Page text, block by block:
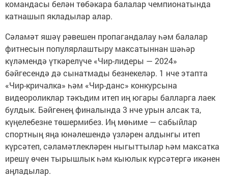
командасы белән төбәкара балалар чемпионатында
катнашып якладылар алар.
Сәламәт яшәү рәвешен пропагандалау һәм балалар
фитнесын популярлаштыру максатыннан шәһәр
күләмендә үткәрелүче «Чир-лидеры — 2024»
бәйгесендә дә сынатмады безнекеләр. 1 нче этапта
«Чир-кричалка» һәм «Чир-данс» конкурсына
видеороликлар тәкъдим итеп иң югары балларга лаек
булдык. Бәйгенең финалында 3 нче урын алсак та,
күңелебезне төшермибез. Иң мөһиме — сабыйлар
спортның яңа юнәлешендә үзләрен алдынгы итеп
күрсәтеп, сәламәтлекләрен ныгыттылар һәм максатка
ирешү өчен тырышлык һәм кыюлык күрсәтергә икәнен
аңладылар.